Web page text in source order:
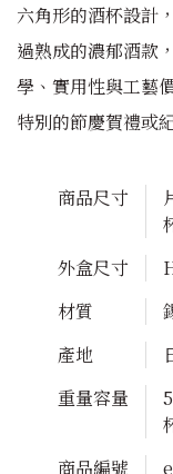
六角形的酒杯設計
過熟成的濃郁酒款
學、實用性與工藝
特別的節慶賀禮或
商品尺寸
外盒尺寸
材質
產地
重量容量
商品編號